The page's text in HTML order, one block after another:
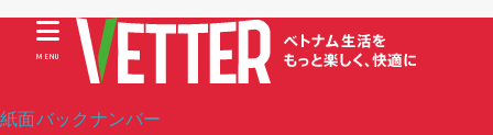
紙面バックナンバー
MENU